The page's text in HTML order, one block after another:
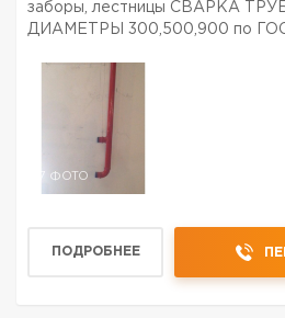
заборы, лестницы СВАРКА
ДИАМЕТРЫ 300,500,900 по
7 ФОТО
ПОДРОБНЕЕ